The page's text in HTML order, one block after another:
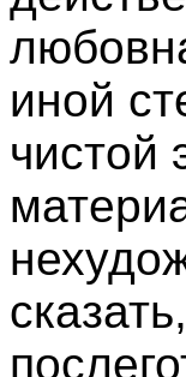
иной
чистой